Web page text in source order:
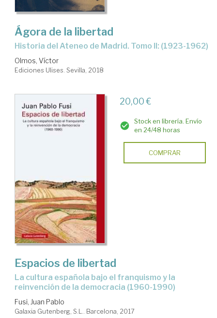
Ágora de la libertad
Historia del Ateneo de Madrid. Tomo II: (1923-1962)
Olmos, Víctor
Ediciones Ulises. Sevilla, 2018
20,00 €
Stock en librería. Envío
en 24/48 horas
COMPRAR
Espacios de libertad
la cultura española bajo el franquismo y la
reinvención de la democracia (1960-1990)
Fusi, Juan Pablo
Galaxia Gutenberg, S.L.. Barcelona, 2017